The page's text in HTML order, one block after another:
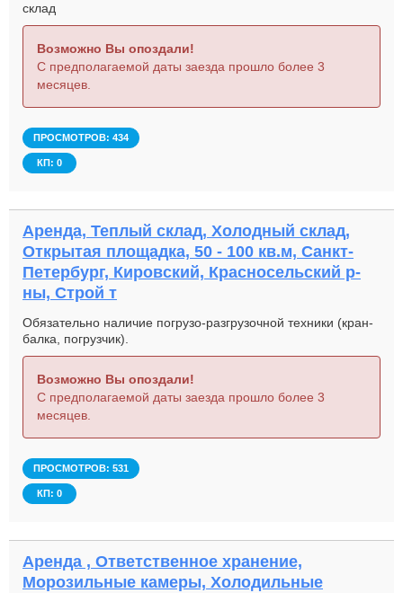
склад
Возможно Вы опоздали!
С предполагаемой даты заезда прошло более 3
месяцев.
ПРОСМОТРОВ: 434
КП: 0
Аренда, Теплый склад, Холодный склад,
Открытая площадка, 50 - 100 кв.м, Санкт-
Петербург, Кировский, Красносельский р-
ны, Строй т
Обязательно наличие погрузо-разгрузочной техники (кран-
балка, погрузчик).
Возможно Вы опоздали!
С предполагаемой даты заезда прошло более 3
месяцев.
ПРОСМОТРОВ: 531
КП: 0
Аренда , Ответственное хранение,
Морозильные камеры, Холодильные